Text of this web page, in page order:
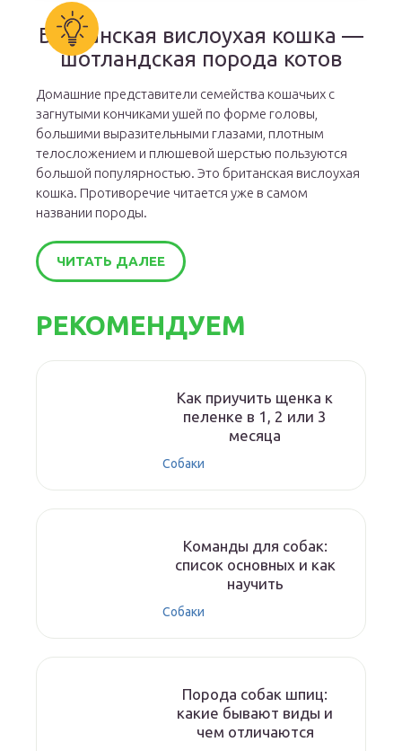
Британская вислоухая кошка —
шотландская порода котов
Домашние представители семейства кошачьих с
загнутыми кончиками ушей по форме головы,
большими выразительными глазами, плотным
телосложением и плюшевой шерстью пользуются
большой популярностью. Это британская вислоухая
кошка. Противоречие читается уже в самом
названии породы.
ЧИТАТЬ ДАЛЕЕ
РЕКОМЕНДУЕМ
Как приучить щенка к
пеленке в 1, 2 или 3
месяца
Собаки
Команды для собак:
список основных и как
научить
Собаки
Порода собак шпиц:
какие бывают виды и
чем отличаются